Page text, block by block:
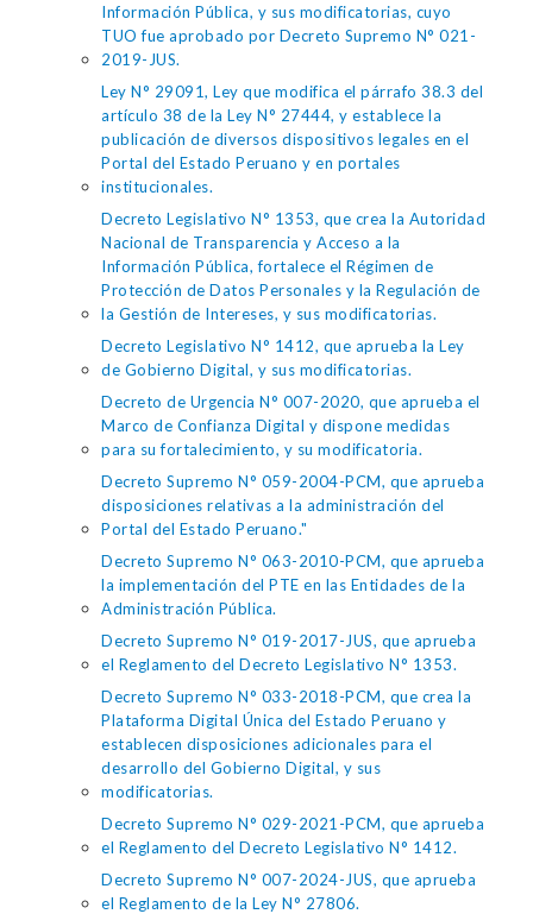
Información Pública, y sus modificatorias, cuyo
TUO fue aprobado por Decreto Supremo N° 021-
2019-JUS.
Ley N° 29091, Ley que modifica el párrafo 38.3 del
artículo 38 de la Ley N° 27444, y establece la
publicación de diversos dispositivos legales en el
Portal del Estado Peruano y en portales
institucionales.
Decreto Legislativo N° 1353, que crea la Autoridad
Nacional de Transparencia y Acceso a la
Información Pública, fortalece el Régimen de
Protección de Datos Personales y la Regulación de
la Gestión de Intereses, y sus modificatorias.
Decreto Legislativo N° 1412, que aprueba la Ley
de Gobierno Digital, y sus modificatorias.
Decreto de Urgencia N° 007-2020, que aprueba el
Marco de Confianza Digital y dispone medidas
para su fortalecimiento, y su modificatoria.
Decreto Supremo N° 059-2004-PCM, que aprueba
disposiciones relativas a la administración del
Portal del Estado Peruano."
Decreto Supremo N° 063-2010-PCM, que aprueba
la implementación del PTE en las Entidades de la
Administración Pública.
Decreto Supremo N° 019-2017-JUS, que aprueba
el Reglamento del Decreto Legislativo N° 1353.
Decreto Supremo N° 033-2018-PCM, que crea la
Plataforma Digital Única del Estado Peruano y
establecen disposiciones adicionales para el
desarrollo del Gobierno Digital, y sus
modificatorias.
Decreto Supremo N° 029-2021-PCM, que aprueba
el Reglamento del Decreto Legislativo N° 1412.
Decreto Supremo N° 007-2024-JUS, que aprueba
el Reglamento de la Ley N° 27806.